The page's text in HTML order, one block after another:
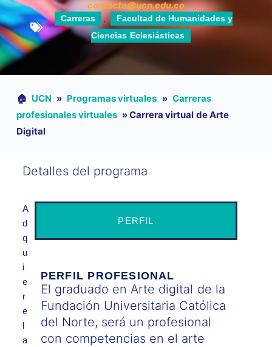
contacto@ucn.edu.co
Carreras
Facultad de Humanidades y
Ciencias Eclesiásticas
🏠︎ UCN » Programas virtuales » Carreras
profesionales virtuales »Carrera virtual de Arte
Digital
Detalles del programa
PERFIL
PERFIL PROFESIONAL
El graduado en Arte digital de la
Fundación Universitaria Católica
del Norte, será un profesional
con competencias en el arte
A
d
q
u
i
e
r
e
l
a